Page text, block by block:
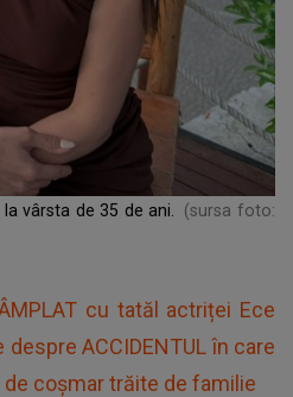
vârsta de 35 de ani.
(sursa foto:
cu tatăl actriței Ece
ACCIDENTUL în care
coșmar trăite de familie